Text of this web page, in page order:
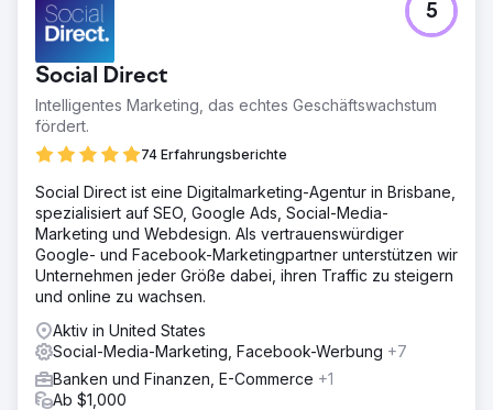
Clarity Financial, einer der führenden Hypothekenmakler
in Canberra, rangierte bei Google für „Hypothekenmakler
Canberra“ auf Seite 2 – dem wettbewerbsintensivsten
Keyword in seinem Markt. Die mangelnde Sichtbarkeit auf
der ersten Seite schränkte seine Fähigkeit ein, trotz
seines guten Rufs und seines kundenorientierten
Ansatzes neue Kunden zu gewinnen.
Wir entwickelten eine umfassende digitale
Marketingstrategie, die SEO, Meta Ads und
Beratungsleistungen kombinierte. Website-Inhalte und -
Struktur wurden optimiert, um das Suchranking zu
verbessern, während gezielte Kampagnen Leads mit
hoher Kaufabsicht generierten. Darüber hinaus
gestalteten wir die Website neu, um das Nutzererlebnis
und die Interaktion zu verbessern und so Glaubwürdigkeit
und Vertrauen zu stärken.
Ergebnis
Social Direct
Intelligentes Marketing, das echtes Geschäftswachstum
fördert.
74 Erfahrungsberichte
5
Social Direct ist eine Digitalmarketing-Agentur in Brisbane,
spezialisiert auf SEO, Google Ads, Social-Media-
Marketing und Webdesign. Als vertrauenswürdiger
Google- und Facebook-Marketingpartner unterstützen wir
Unternehmen jeder Größe dabei, ihren Traffic zu steigern
und online zu wachsen.
Aktiv in United States
Social-Media-Marketing, Facebook-Werbung +7
Banken und Finanzen, E-Commerce +1
Ab $1,000